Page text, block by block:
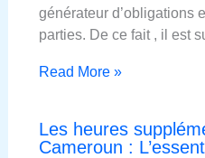
générateur d’obligations
parties. De ce fait , il est
Read More »
Les heures
Cameroun :